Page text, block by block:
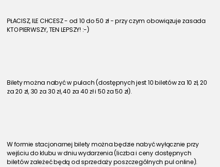
PŁACISZ, ILE CHCESZ - od 10 do 50 zł - przy czym obowiązuje zasada
KTO PIERWSZY, TEN LEPSZY! :-)
Bilety można nabyć w pulach (dostępnych jest 10 biletów za 10 zł, 20
za 20 zł, 30 za 30 zł, 40 za 40 zł i 50 za 50 zł).
W formie stacjonarnej bilety można będzie nabyć wyłącznie przy
wejściu do klubu w dniu wydarzenia (liczba i ceny dostępnych
biletów zależeć będą od sprzedaży poszczególnych pul online).